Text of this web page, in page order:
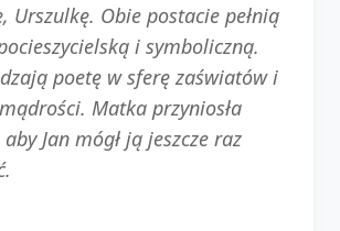
Urszulkę. Obie postacie pełnią
i symboliczną.
poetę w sferę zaświatów i
Matka przyniosła
Jan mógł ją jeszcze raz